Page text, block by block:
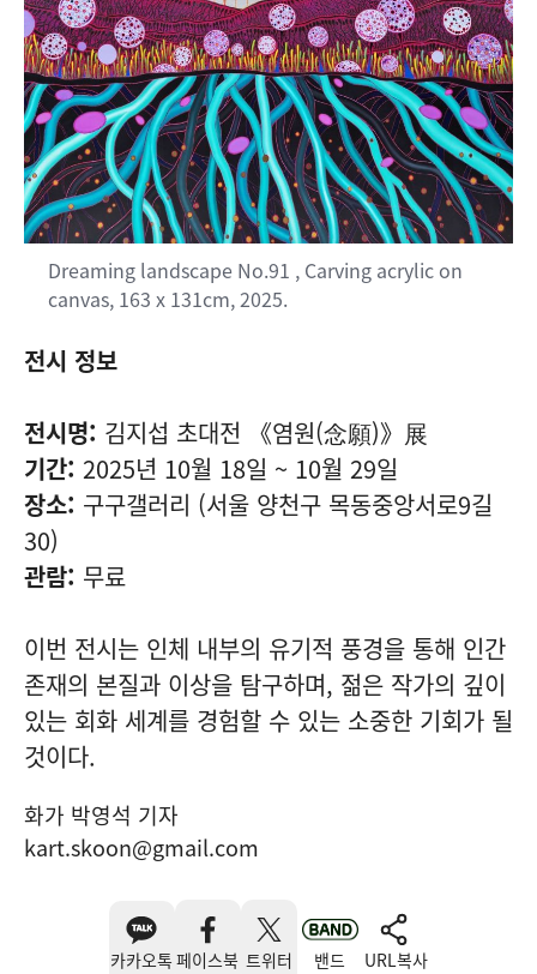
Dreaming landscape No.91 , Carving acrylic on
canvas, 163 x 131cm, 2025.
전시 정보
전시명: 김지섭 초대전 《염원(念願)》展
기간: 2025년 10월 18일 ~ 10월 29일
장소: 구구갤러리 (서울 양천구 목동중앙서로9길
30)
관람: 무료
이번 전시는 인체 내부의 유기적 풍경을 통해 인간
존재의 본질과 이상을 탐구하며, 젊은 작가의 깊이
있는 회화 세계를 경험할 수 있는 소중한 기회가 될
것이다.
화가 박영석 기자
kart.skoon@gmail.com
카카오톡 페이스북 트위터 밴드 URL복사